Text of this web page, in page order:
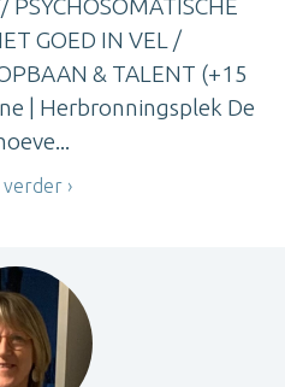
PSYCHOSOMATISCHE
GOED IN VEL /
& TALENT (+15
| Herbronningsplek De
verder